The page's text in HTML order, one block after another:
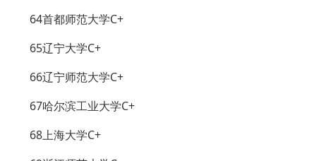
64首都师范大学C+
65辽宁大学C+
66辽宁师范大学C+
67哈尔滨工业大学C+
68上海大学C+